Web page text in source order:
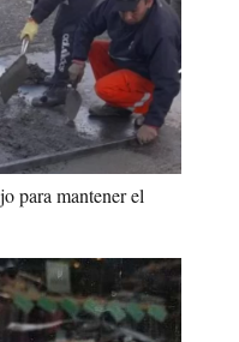
para mantener el